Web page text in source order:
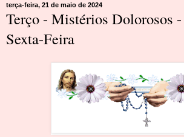
terça-feira, 21 de maio de 2024
Terço - Mistérios Dolorosos
Sexta-Feira